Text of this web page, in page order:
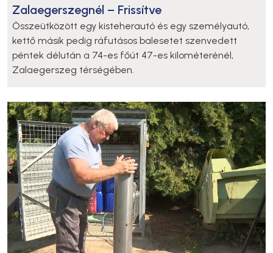
Zalaegerszegnél – Frissítve
Összeütközött egy kisteherautó és egy személyautó,
kettő másik pedig ráfutásos balesetet szenvedett
péntek délután a 74-es főút 47-es kilométerénél,
Zalaegerszeg térségében.